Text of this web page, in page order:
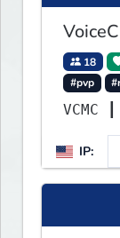
18
#pvp
IP: